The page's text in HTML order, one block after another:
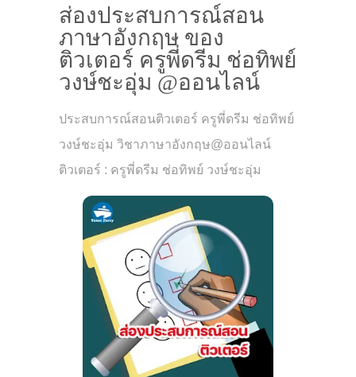
ส่องประสบการณ์สอน
ภาษาอังกฤษ ของ
ติวเตอร์ ครูพี่ดรีม ช่อทิพย์
วงษ์ชะอุ่ม @ออนไลน์
ประสบการณ์สอนติวเตอร์ ครูพี่ดรีม ช่อทิพย์
วงษ์ชะอุ่ม วิชาภาษาอังกฤษ@ออนไลน์
ติวเตอร์ : ครูพี่ดรีม ช่อทิพย์ วงษ์ชะอุ่ม